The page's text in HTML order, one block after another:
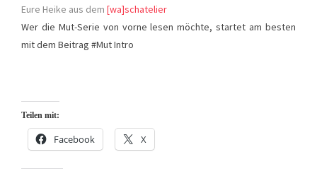
Eure Heike aus dem [wa]schatelier
Wer die Mut-Serie von vorne lesen möchte, startet am besten
mit dem Beitrag #Mut Intro
Teilen mit:
Facebook X